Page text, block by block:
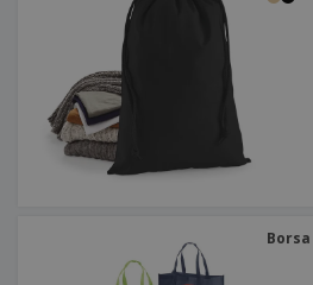
Borsa